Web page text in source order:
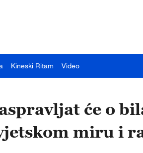
Kineski Ritam Video
će o
miru i